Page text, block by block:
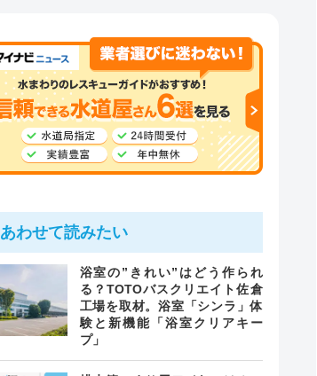
あわせて読みたい
浴室の”きれい”はどう作られ
る？TOTOバスクリエイト佐倉
工場を取材。浴室「シンラ」体
験と新機能「浴室クリアキー
プ」